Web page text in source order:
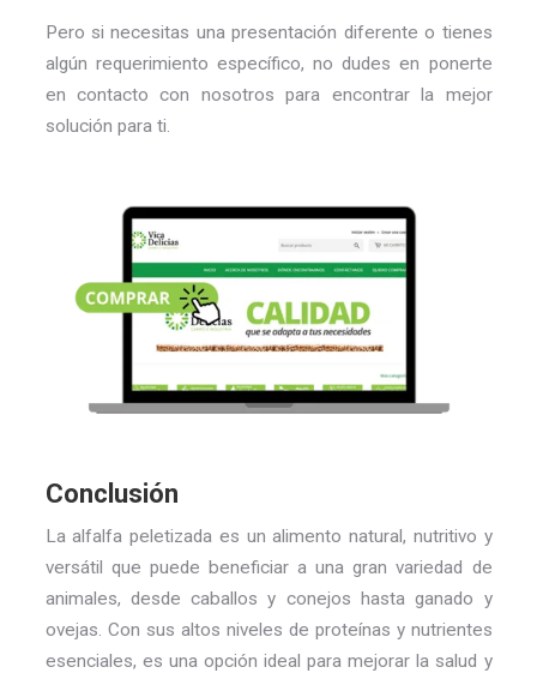
Pero si necesitas una presentación diferente o tienes
algún requerimiento específico, no dudes en ponerte
en contacto con nosotros para encontrar la mejor
solución para ti.
Conclusión
La alfalfa peletizada es un alimento natural, nutritivo y
versátil que puede beneficiar a una gran variedad de
animales, desde caballos y conejos hasta ganado y
ovejas. Con sus altos niveles de proteínas y nutrientes
esenciales, es una opción ideal para mejorar la salud y